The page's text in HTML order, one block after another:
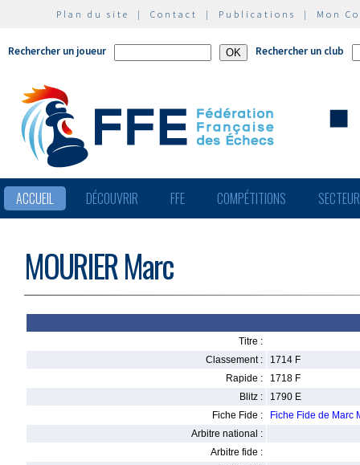
Plan du site | Contact | Publications | Mon
Rechercher un joueur Rechercher un club
ACCUEIL DÉCOUVRIR FFE COMPÉTITIONS
MOURIER Marc
Titre :
Classement :
1714 F
Rapide :
1718 F
Blitz :
1790 E
Fiche Fide :
Fiche Fide de Marc
Arbitre national :
Arbitre fide :